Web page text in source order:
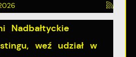
Nadbałtyckie
weź udział w